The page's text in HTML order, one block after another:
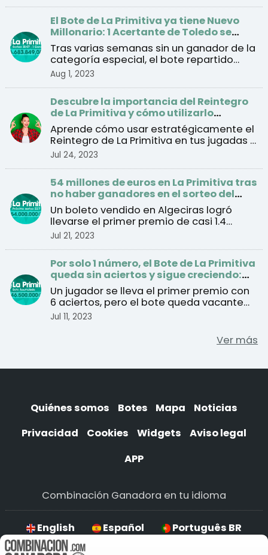
El Bote de La Primitiva ya tiene Nuevo
Millonario: 1 Acertante de Toledo se
lleva el Premio de 57 Millones
Tras varias semanas sin un ganador de la
categoría especial, el bote repartido
este lunes se con ...
Aug 1, 2023
Descubre la importancia del Reintegro
de La Primitiva y cómo utilizarlo
estratégicamente
Aprende cómo usar estratégicamente el
Reintegro de La Primitiva en tus jugadas y
mejorar tus cha ...
Jul 24, 2023
54 millones de euros en La Primitiva tras
no haber ganadores en el sorteo del
jueves
Un boleto vendido en Algeciras logró
llevarse el primer premio de casi 1.4
millones de euros tra ...
Jul 21, 2023
Por solo 1 número, el Bote de La Primitiva
queda sin aciertos y sigue creciendo:
46.5 millones de euros para el sorteo del
jueves
Un jugador se lleva el primer premio con
6 aciertos, pero el bote queda vacante
por falta del Re ...
Jul 11, 2023
Ver más
Quiénes somos Botes Mapa
Noticias
Privacidad
Cookies Widgets
Aviso legal
APP
Combinación Ganadora en tu idioma
English Español Português BR